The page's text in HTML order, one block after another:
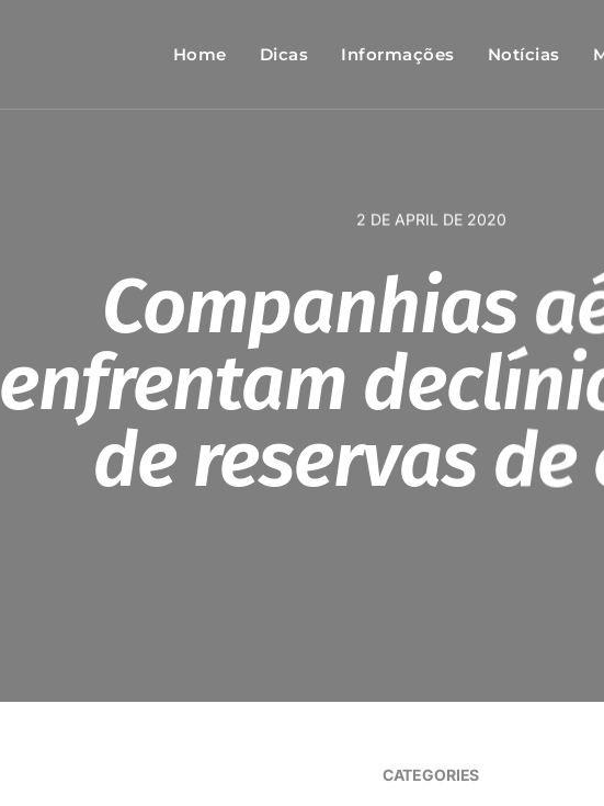
Home Dicas Informações Notícias
2 DE APRIL DE 2020
Companhias
enfrentam
de reservas de
CATEGORIES